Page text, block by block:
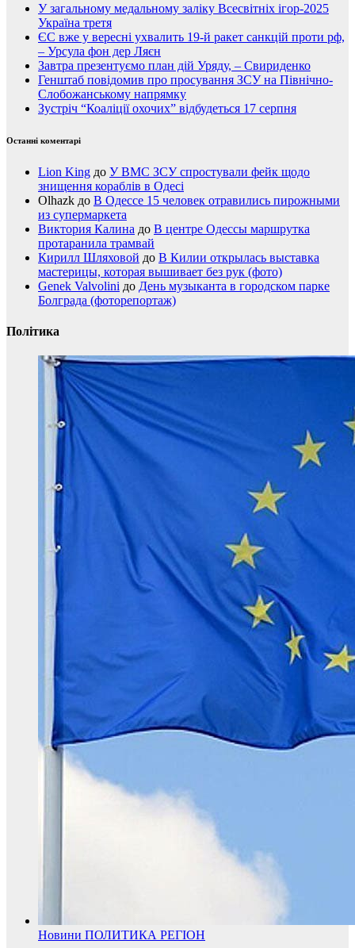
У загальному медальному заліку Всесвітніх ігор-2025
Україна третя
ЄС вже у вересні ухвалить 19-й ракет санкцій проти рф,
– Урсула фон дер Ляєн
Завтра презентуємо план дій Уряду, – Свириденко
Генштаб повідомив про просування ЗСУ на Північно-
Слобожанському напрямку
Зустріч “Коаліції охочих” відбудеться 17 серпня
Останні коментарі
Lion King до У ВМС ЗСУ спростували фейк щодо
знищення кораблів в Одесі
Olhazk до В Одессе 15 человек отравились пирожными
из супермаркета
Виктория Калина до В центре Одессы маршрутка
протаранила трамвай
Кирилл Шляховой до В Килии открылась выставка
мастерицы, которая вышивает без рук (фото)
Genek Valvolini до День музыканта в городском парке
Болграда (фоторепортаж)
Політика
Новини ПОЛИТИКА РЕГІОН